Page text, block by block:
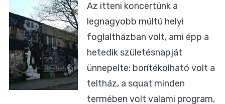
Az itteni koncertünk a
legnagyobb múltú helyi
foglaltházban volt, ami épp a
hetedik születésnapját
ünnepelte: borítékolható volt a
teltház, a squat minden
termében volt valami program,